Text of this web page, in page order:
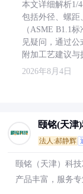
本文详细解析1/
包括外径、螺距
（ASME B1.1
见疑问，通过
附加工艺建议与
2026年8月4日
颐铭(天津
法人:郝静辉
颐铭（天津）科
产品丰富，服务